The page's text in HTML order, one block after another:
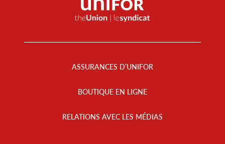
ASSURANCES D’UNIFOR
BOUTIQUE EN LIGNE
RELATIONS AVEC LES MÉDIAS